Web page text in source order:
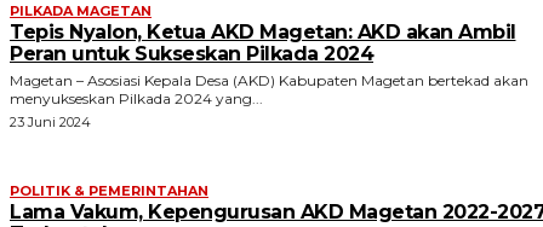
PILKADA MAGETAN
Tepis Nyalon, Ketua AKD Magetan: AKD akan Ambil
Peran untuk Sukseskan Pilkada 2024
Magetan – Asosiasi Kepala Desa (AKD) Kabupaten Magetan bertekad akan
menyukseskan Pilkada 2024 yang...
23 Juni 2024
POLITIK & PEMERINTAHAN
Lama Vakum, Kepengurusan AKD Magetan 2022-